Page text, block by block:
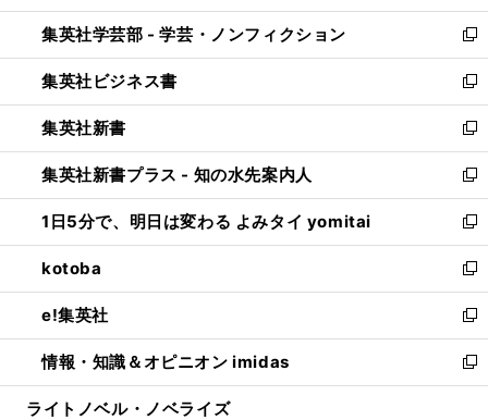
開
く
ウ
で
開
く
ン
ド
ウ
で
開
く
ウ
ィ
ン
ド
ウ
で
開
く
集英社学芸部 - 学芸・ノンフィクション
新
し
い
ウ
ィ
ン
ド
ウ
で
開
く
集英社ビジネス書
新
し
い
ウ
ィ
ン
ド
ウ
で
開
く
集英社新書
新
し
い
ウ
ィ
ン
ド
ウ
で
開
く
集英社新書プラス - 知の水先案内人
新
し
い
ウ
ィ
ン
ド
ウ
で
開
1日5分で、明日は変わる よみタイ yomitai
新
し
い
ウ
ィ
ン
ド
ウ
kotoba
新
し
い
ウ
ィ
ン
e!集英社
新
し
い
ウ
情報・知識＆オピニオン imidas
新
し
ライトノベル・ノベライズ